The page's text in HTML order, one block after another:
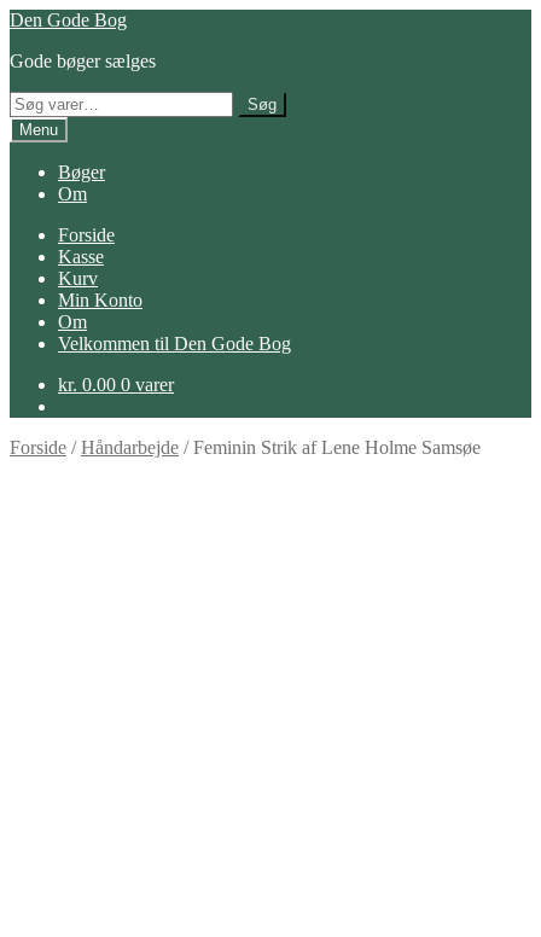
Spring
navigation
Spring
indhold
Den Gode Bog
Gode bøger sælges
Søg
efter:
Søg
Menu
Bøger
Om
Forside
Kasse
Kurv
Min Konto
Om
Velkommen til Den Gode Bog
kr. 0.00 0 varer
Forside /Håndarbejde /Feminin Strik af Lene Holme Samsøe